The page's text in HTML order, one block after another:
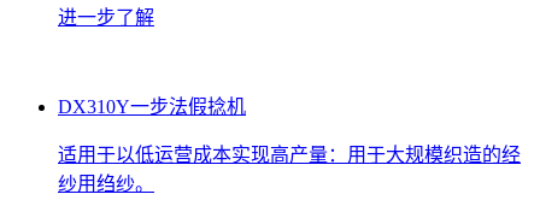
进一步了解
DX310Y一步法假捻机
适用于以低运营成本实现高产量：用于大规模织造的经
纱用绉纱。